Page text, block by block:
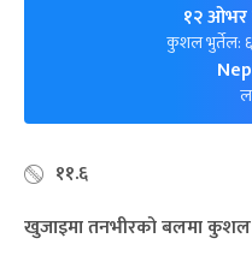
१२ ओभर
कुशल भुर्तेल:
११.६
खुजाइमा तनभीरको बलमा